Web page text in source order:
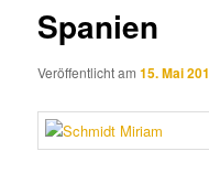
Spanien
Veröffentlicht am15. Mai